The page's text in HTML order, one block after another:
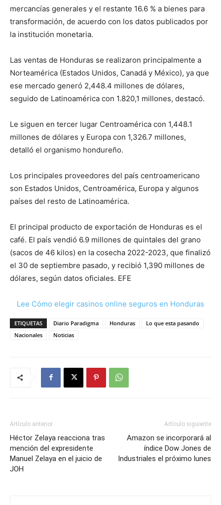
mercancías generales y el restante 16.6 % a bienes para
transformación, de acuerdo con los datos publicados por
la institución monetaria.
Las ventas de Honduras se realizaron principalmente a
Norteamérica (Estados Unidos, Canadá y México), ya que
ese mercado generó 2,448.4 millones de dólares,
seguido de Latinoamérica con 1.820,1 millones, destacó.
Le siguen en tercer lugar Centroamérica con 1,448.1
millones de dólares y Europa con 1,326.7 millones,
detalló el organismo hondureño.
Los principales proveedores del país centroamericano
son Estados Unidos, Centroamérica, Europa y algunos
países del resto de Latinoamérica.
El principal producto de exportación de Honduras es el
café. El país vendió 6.9 millones de quintales del grano
(sacos de 46 kilos) en la cosecha 2022-2023, que finalizó
el 30 de septiembre pasado, y recibió 1,390 millones de
dólares, según datos oficiales. EFE
Lee Cómo elegir casinos online seguros en Honduras
ETIQUETAS Diario Paradigma Honduras
Lo que esta pasando
Nacionales
Noticias
Artículo anterior
Héctor Zelaya reacciona tras
mención del expresidente
Manuel Zelaya en el juicio de
JOH
Artículo siguiente
Amazon se incorporará al
índice Dow Jones de
Industriales el próximo lunes